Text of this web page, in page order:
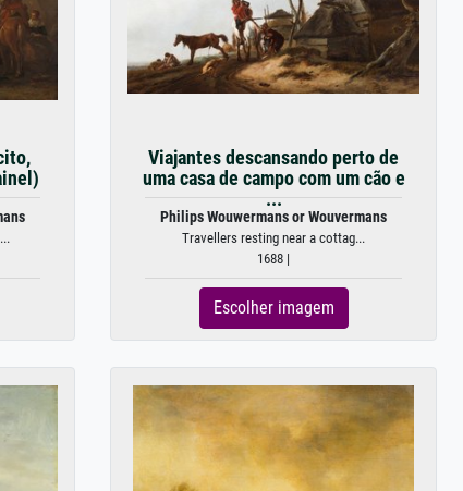
Viajantes descansando perto de
uma casa de campo com um cão e
...
Philips Wouwermans or Wouvermans
Travellers resting near a cottag...
1688 |
Escolher imagem